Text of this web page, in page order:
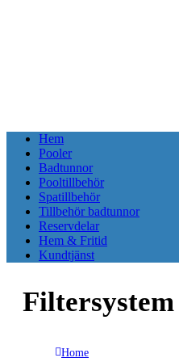
Hem
Pooler
Badtunnor
Pooltillbehör
Spatillbehör
Tillbehör badtunnor
Reservdelar
Hem & Fritid
Kundtjänst
Home